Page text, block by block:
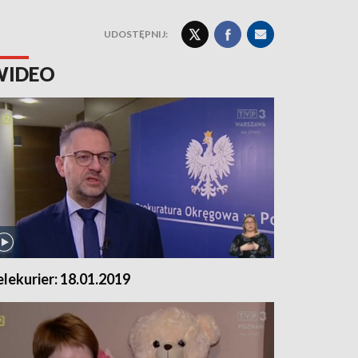
UDOSTĘPNIJ:
18.01.2019